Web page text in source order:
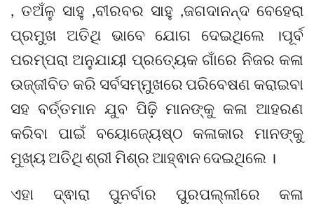
, ତଅଁଳୁ ସାହୁ ,ବୀରବର ସାହୁ ,ଜଗଦାନନ୍ଦ ବେହେରା
ପ୍ରମୁଖ ଅତିଥି ଭାବେ ଯୋଗ ଦେଇଥିଲେ ।ପୂର୍ବ
ପରମ୍ପରା ଅନୁଯାୟୀ ପ୍ରତ୍ୟେକ ଗାଁରେ ନିଜର କଳା
ଉଜ୍ଜୀବିତ କରି ସର୍ବସମ୍ମୁଖରେ ପରିବେଷଣ କରାଇବା
ସହ ବର୍ତ୍ତମାନ ଯୁବ ପିଢ଼ି ମାନଙ୍କୁ କଳା ଆହରଣ
କରିବା ପାଇଁ ବୟୋଜ୍ୟେଷ୍ଠ କଳାକାର ମାନଙ୍କୁ
ମୁଖ୍ୟ ଅତିଥି ଶ୍ରୀ ମିଶ୍ର ଆହ୍ଵାନ ଦେଇଥିଲେ ।
ଏହା ଦ୍ଵାରା ପୁନର୍ବାର ପୁରପଲ୍ଲୀରେ କଳା